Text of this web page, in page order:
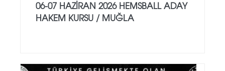
06-07 HAZİRAN 2026 HEMSBALL ADAY
HAKEM KURSU / MUĞLA